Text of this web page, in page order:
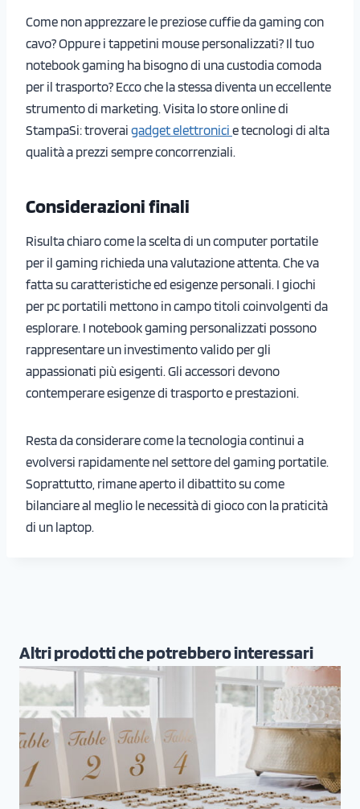
Come non apprezzare le preziose cuffie da gaming con
cavo? Oppure i tappetini mouse personalizzati? Il tuo
notebook gaming ha bisogno di una custodia comoda
per il trasporto? Ecco che la stessa diventa un eccellente
strumento di marketing. Visita lo store online di
StampaSi: troverai gadget elettronici e tecnologi di alta
qualità a prezzi sempre concorrenziali.
Considerazioni finali
Risulta chiaro come la scelta di un computer portatile
per il gaming richieda una valutazione attenta. Che va
fatta su caratteristiche ed esigenze personali. I giochi
per pc portatili mettono in campo titoli coinvolgenti da
esplorare. I notebook gaming personalizzati possono
rappresentare un investimento valido per gli
appassionati più esigenti. Gli accessori devono
contemperare esigenze di trasporto e prestazioni.
Resta da considerare come la tecnologia continui a
evolversi rapidamente nel settore del gaming portatile.
Soprattutto, rimane aperto il dibattito su come
bilanciare al meglio le necessità di gioco con la praticità
di un laptop.
Altri prodotti che potrebbero interessari